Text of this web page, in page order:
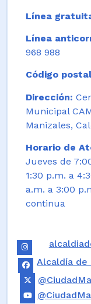
Línea
Línea
968 988
Código
Dirección:
Municipal
Manizales,
Horario de
Jueves de
1:30 p.m. a
a.m. a 3:00
continua
Alcaldía de